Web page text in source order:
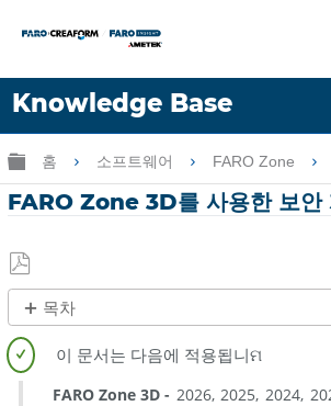
Knowledge Base
언어
도움 받기 로그인
글로벌 계층 확장/축소
홈 소프트웨어 FARO Zone
FARO Zone 3D를 사용한 보안
PDF
로
저
장
목차
제
목
없
FARO Zone 3D 2026 2025 2024